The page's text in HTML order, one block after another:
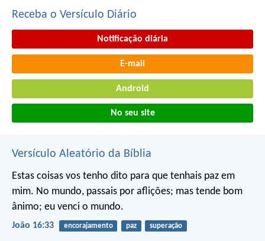
Receba o Versículo Diário
Notificação diária
E-mail
Android
No seu site
Versículo Aleatório da Bíblia
Estas coisas vos tenho dito para que tenhais paz em
mim. No mundo, passais por aflições; mas tende bom
ânimo; eu venci o mundo.
João 16:33 encorajamento paz superação